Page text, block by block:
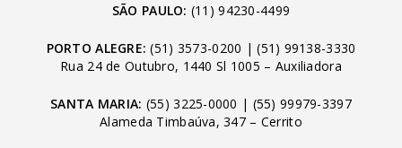
SÃO PAULO: (11) 94230-4499
PORTO ALEGRE: (51) 3573-0200 |(51) 99138-3330
Rua 24 de Outubro, 1440 Sl 1005 – Auxiliadora
SANTA MARIA: (55) 3225-0000 | (55) 99979-3397
Alameda Timbaúva, 347 – Cerrito